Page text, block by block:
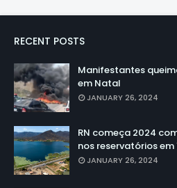
RECENT POSTS
Manifestantes
em Natal
JANUARY 26, 2024
RN começa 2024
nos reservatórios em
JANUARY 26, 2024